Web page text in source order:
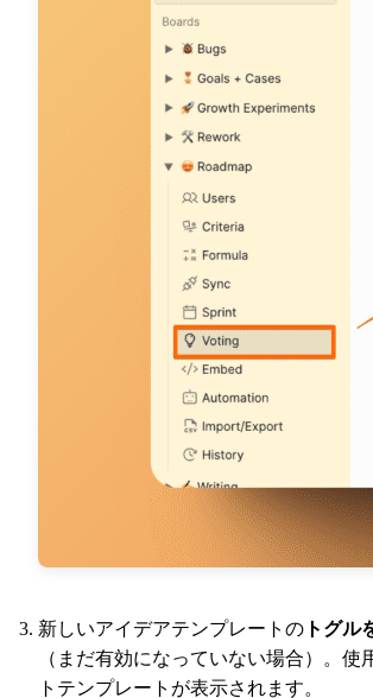
新しいアイデアテンプレートの トグル
（まだ有効になっていない場合）。使
トテンプレートが表示されます。